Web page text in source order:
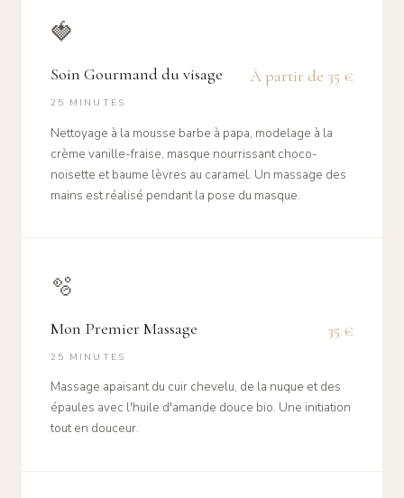
🍓
Soin Gourmand du visage À partir de 35 €
25 MINUTES
Nettoyage à la mousse barbe à papa, modelage à la
crème vanille-fraise, masque nourrissant choco-
noisette et baume lèvres au caramel. Un massage des
mains est réalisé pendant la pose du masque.
🫧
Mon Premier Massage 35 €
25 MINUTES
Massage apaisant du cuir chevelu, de la nuque et des
épaules avec l'huile d'amande douce bio. Une initiation
tout en douceur.